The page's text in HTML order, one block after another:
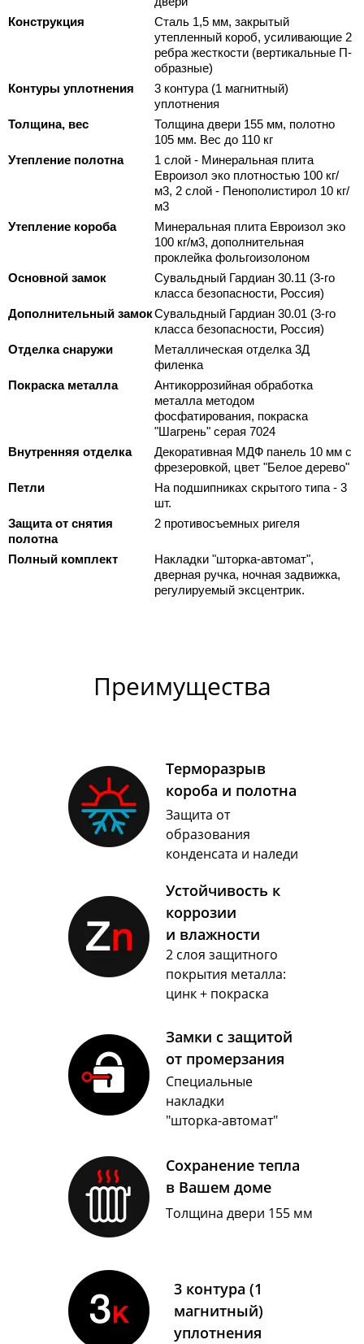
Конструкция
Сталь 1,5 мм, закрытый
утепленный короб, усиливающие 2
ребра жесткости (вертикальные П-
образные)
Контуры уплотнения
3 контура (1 магнитный)
уплотнения
Толщина, вес
Толщина двери 155 мм, полотно
105 мм. Вес до 110 кг
Утепление полотна
1 слой - Минеральная плита
Евроизол эко плотностью 100 кг/
м3, 2 слой - Пенополистирол 10 кг/
м3
Утепление короба
Минеральная плита Евроизол эко
100 кг/м3, дополнительная
проклейка фольгоизолоном
Основной замок
Сувальдный Гардиан 30.11 (3-го
класса безопасности, Россия)
Дополнительный замокСувальдный Гардиан 30.01 (3-го
класса безопасности, Россия)
Отделка снаружи
Металлическая отделка 3Д
филенка
Покраска металла
Антикоррозийная обработка
металла методом
фосфатирования, покраска
"Шагрень" серая 7024
Внутренняя отделка
Декоративная МДФ панель 10 мм с
фрезеровкой, цвет "Белое дерево"
Петли
На подшипниках скрытого типа - 3
шт.
Защита от снятия
полотна
2 противосъемных ригеля
Полный комплект
Накладки "шторка-автомат",
дверная ручка, ночная задвижка,
регулируемый эксцентрик.
Преимущества
Терморазрыв
короба и полотна
Устойчивость к
коррозии
и влажности
Сохранение тепла
в Вашем доме
Защита от
образования
конденсата и наледи
Специальные
накладки
"шторка-автомат"
2 слоя защитного
покрытия металла:
цинк + покраска
Толщина двери 155 мм
Замки с защитой
от промерзания
3 контура (1
магнитный)
уплотнения